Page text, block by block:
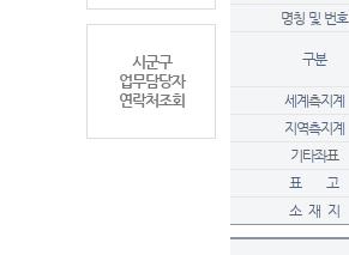
시군구
업무담당자
연락처조회
명칭 및 번호
구분
세계측지계
지역측지계
기타좌표
표 고
소 재 지